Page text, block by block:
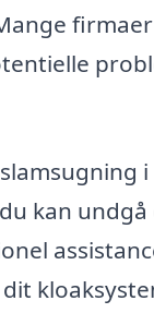
kan